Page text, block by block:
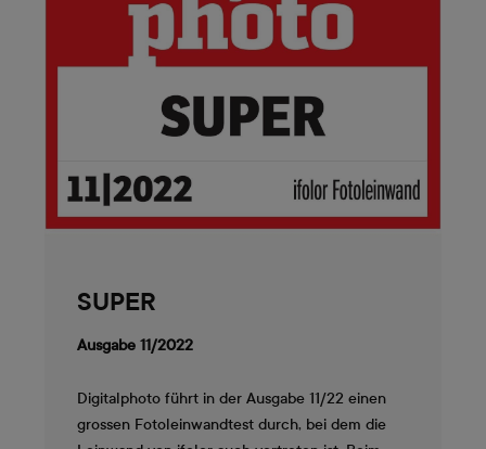
SUPER
Ausgabe 11/2022
Digitalphoto führt in der Ausgabe 11/22 einen
grossen Fotoleinwandtest durch, bei dem die